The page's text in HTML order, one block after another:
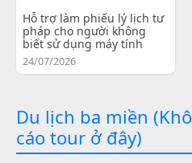
Hỗ trợ làm phiếu lý lịch tư
pháp cho người không
biết sử dụng máy tính
24/07/2026
Du lịch ba miền
cáo tour ở đây)